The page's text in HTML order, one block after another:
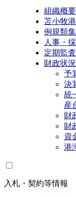
組織概要
苫小牧
例規類
人事・
定期監査
財政状況
予
決
統
産
財
財
資
港
入札・契約等情報